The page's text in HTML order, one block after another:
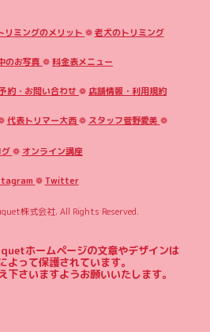
リミングのメリット ❁老犬のトリミング
のお写真 ❁料金表メニュー
約・お問い合わせ ❁ 店舗情報・利用規約
代表トリマー大西❁ スタッフ菅野愛美 ❁
❁ オンライン講座
❁Twitter
株式会社. All Rights Reserved.
ホームページの文章やデザインは
よって保護されています。
下さいますようお願いいたします。